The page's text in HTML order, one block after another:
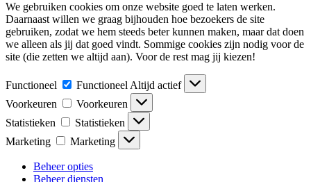
We gebruiken cookies om onze website goed te laten werken.
Daarnaast willen we graag bijhouden hoe bezoekers de site
gebruiken, zodat we hem steeds beter kunnen maken, maar dat doen
we alleen als jij dat goed vindt. Sommige cookies zijn nodig voor de
site (die zetten we altijd aan). Voor de rest mag jij kiezen!
Functioneel Functioneel Altijd actief
Voorkeuren
Voorkeuren
Statistieken
Statistieken
Marketing
Marketing
Beheer opties
Beheer diensten